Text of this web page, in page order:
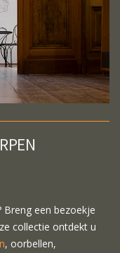
Breng een bezoekje
collectie ontdekt u
, oorbellen,